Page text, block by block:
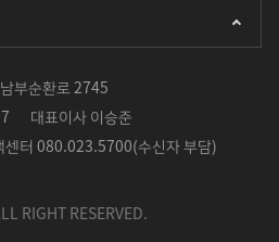
부순환로 2745
대표이사 이승준
센터 080.023.5700(수신자 부담)
RIGHT RESERVED.